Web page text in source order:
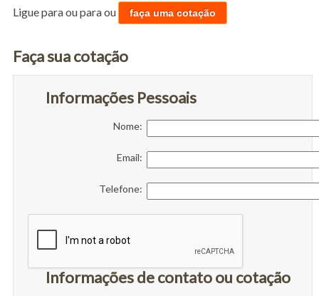
Ligue paraou paraou faça uma cotação
Faça sua cotação
Informações Pessoais
Nome:
Email:
Telefone:
Informações de contato ou cotação